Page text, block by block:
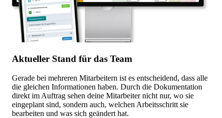
Aktueller Stand für das Team
Gerade bei mehreren Mitarbeitern ist es entscheidend, dass alle
die gleichen Informationen haben. Durch die Dokumentation
direkt im Auftrag sehen deine Mitarbeiter nicht nur, wo sie
eingeplant sind, sondern auch, welchen Arbeitsschritt sie
bearbeiten und was sich geändert hat.